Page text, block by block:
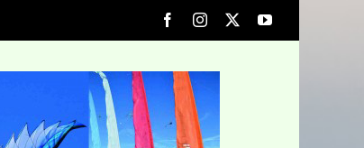
FacebookInstagram YouTube